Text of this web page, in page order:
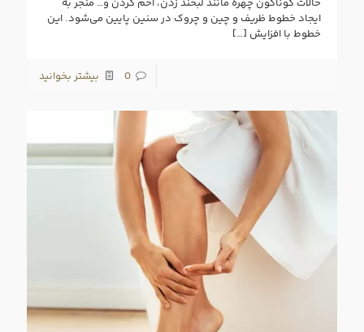
حالات گوناگون چهره مانند لبخند زدن، اخم کردن و… منجر به
ایجاد خطوط ظریف و چین و چروک در سنین پایین می‌شود. این
خطوط با افزایش […]
0 بیشتر بخوانید